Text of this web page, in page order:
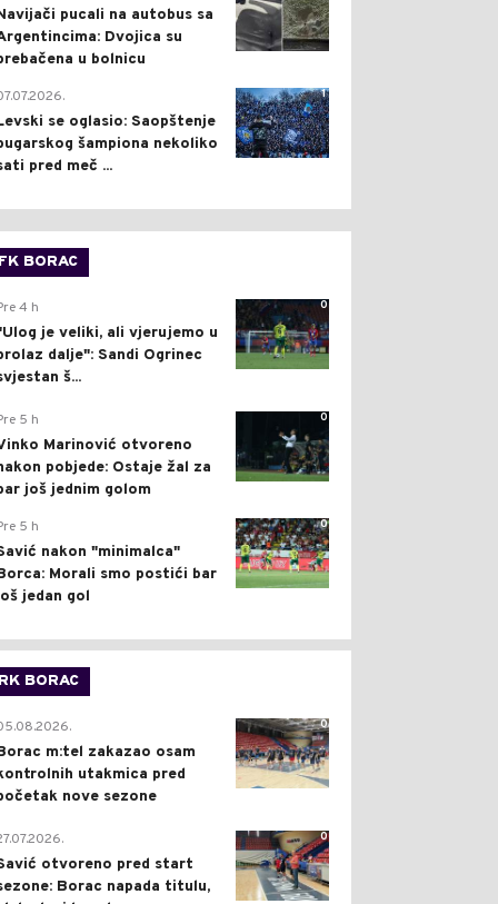
pucali na autobus sa
Dvojica su
u bolnicu
1
se oglasio: Saopštenje
šampiona nekoliko
pred meč ...
FK BORAC
0
4 h
je veliki, ali vjerujemo u
dalje": Sandi Ogrinec
š...
0
5 h
Marinović otvoreno
pobjede: Ostaje žal za
još jednim golom
0
5 h
nakon "minimalca"
Morali smo postići bar
jedan gol
RK BORAC
0
m:tel zakazao osam
utakmica pred
nove sezone
0
otvoreno pred start
Borac napada titulu,